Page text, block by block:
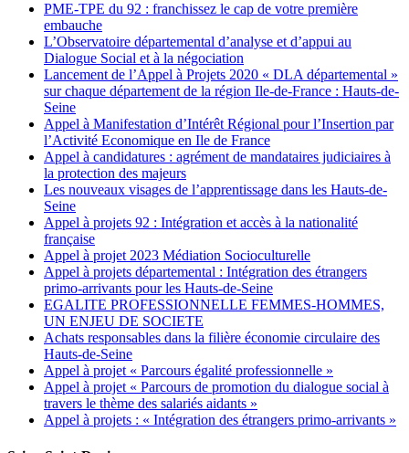
PME-TPE du 92 : franchissez le cap de votre première
embauche
L’Observatoire départemental d’analyse et d’appui au
Dialogue Social et à la négociation
Lancement de l’Appel à Projets 2020 « DLA départemental »
sur chaque département de la région Ile-de-France : Hauts-de-
Seine
Appel à Manifestation d’Intérêt Régional pour l’Insertion par
l’Activité Economique en Ile de France
Appel à candidatures : agrément de mandataires judiciaires à
la protection des majeurs
Les nouveaux visages de l’apprentissage dans les Hauts-de-
Seine
Appel à projets 92 : Intégration et accès à la nationalité
française
Appel à projet 2023 Médiation Socioculturelle
Appel à projets départemental : Intégration des étrangers
primo-arrivants pour les Hauts-de-Seine
EGALITE PROFESSIONNELLE FEMMES-HOMMES,
UN ENJEU DE SOCIETE
Achats responsables dans la filière économie circulaire des
Hauts-de-Seine
Appel à projet « Parcours égalité professionnelle »
Appel à projet « Parcours de promotion du dialogue social à
travers le thème des salariés aidants »
Appel à projets : « Intégration des étrangers primo-arrivants »